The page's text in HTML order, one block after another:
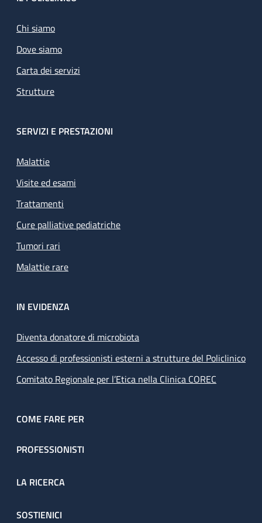
Chi siamo
Dove siamo
Carta dei servizi
Strutture
SERVIZI E PRESTAZIONI
Malattie
Visite ed esami
Trattamenti
Cure palliative pediatriche
Tumori rari
Malattie rare
IN EVIDENZA
Diventa donatore di microbiota
Accesso di professionisti esterni a strutture del Policlinico
Comitato Regionale per l’Etica nella Clinica COREC
COME FARE PER
PROFESSIONISTI
LA RICERCA
SOSTIENICI